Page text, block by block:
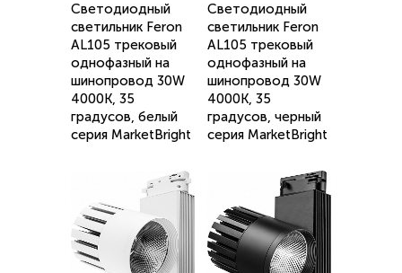
Светодиодный
светильник Feron
AL105 трековый
однофазный на
шинопровод 30W
4000K, 35
градусов, белый
серия MarketBright
Светодиодный
светильник Feron
AL105 трековый
однофазный на
шинопровод 30W
4000K, 35
градусов, черный
серия MarketBright